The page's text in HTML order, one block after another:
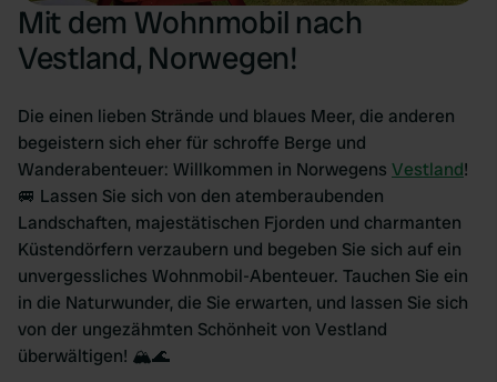
Mit dem Wohnmobil nach
Vestland, Norwegen!
Die einen lieben Strände und blaues Meer, die anderen
begeistern sich eher für schroffe Berge und
Wanderabenteuer: Willkommen in Norwegens Vestland!
🚐 Lassen Sie sich von den atemberaubenden
Landschaften, majestätischen Fjorden und charmanten
Küstendörfern verzaubern und begeben Sie sich auf ein
unvergessliches Wohnmobil-Abenteuer. Tauchen Sie ein
in die Naturwunder, die Sie erwarten, und lassen Sie sich
von der ungezähmten Schönheit von Vestland
überwältigen! 🏔️🌊